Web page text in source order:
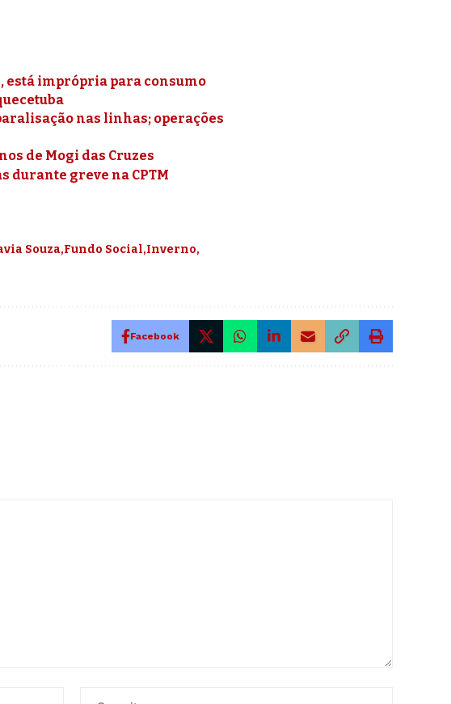
está imprópria para consumo
nas linhas; operações
de Mogi das Cruzes
durante greve na CPTM
Souza Fundo Social Inverno
Facebook